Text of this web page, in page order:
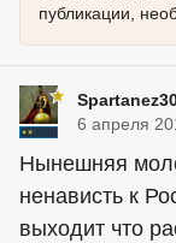
публикации,
6 апреля
Нынешняя
ненависть к
выходит что